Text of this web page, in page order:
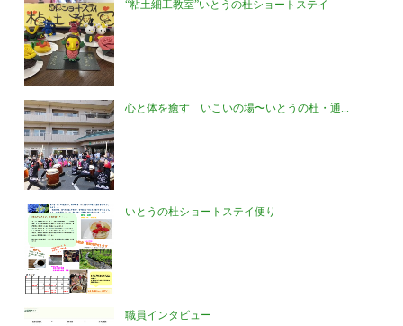
“粘土細工教室”いとうの杜ショートステイ
心と体を癒す いこいの場〜いとうの杜・通...
いとうの杜ショートステイ便り
職員インタビュー